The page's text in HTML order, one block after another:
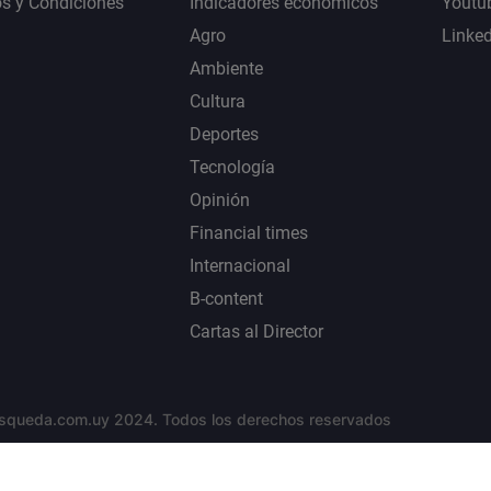
Agro
Ambiente
Cultura
Deportes
Tecnología
Opinión
Financial times
Internacional
B-content
Cartas al Director
2024. Todos los derechos reservados